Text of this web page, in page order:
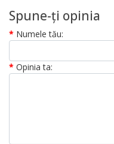
Spune-ţi opinia
Numele tău:
Opinia ta: